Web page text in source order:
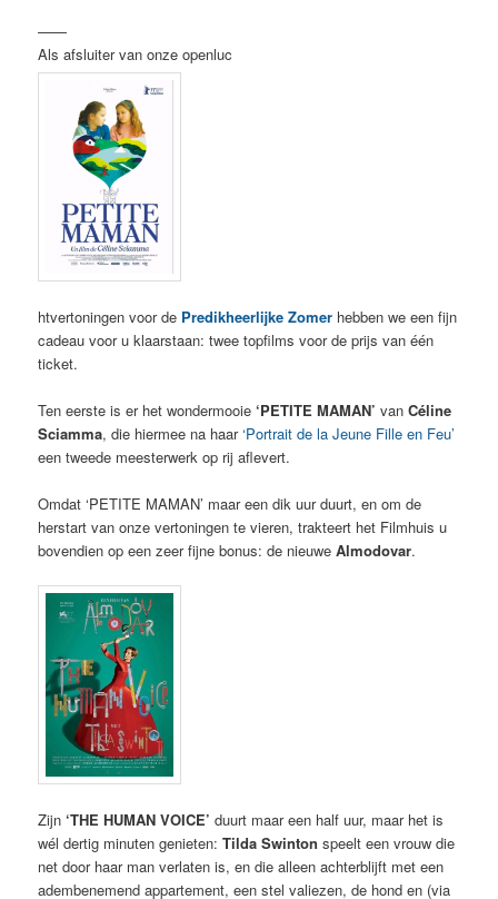
——
Als afsluiter van onze openluc
htvertoningen voor de Predikheerlijke Zomer hebben we een fijn
cadeau voor u klaarstaan: twee topfilms voor de prijs van één
ticket.
Ten eerste is er het wondermooie‘PETITE MAMAN’ vanCéline
Sciamma, die hiermee na haar‘Portrait de la Jeune Fille en Feu’
een tweede meesterwerk op rij aflevert.
Omdat ‘PETITE MAMAN’ maar een dik uur duurt, en om de
herstart van onze vertoningen te vieren, trakteert het Filmhuis u
bovendien op een zeer fijne bonus: de nieuweAlmodovar.
Zijn ‘THE HUMAN VOICE’duurt maar een half uur, maar het is
wél dertig minuten genieten:Tilda Swinton speelt een vrouw die
net door haar man verlaten is, en die alleen achterblijft met een
adembenemend appartement, een stel valiezen, de hond en (via